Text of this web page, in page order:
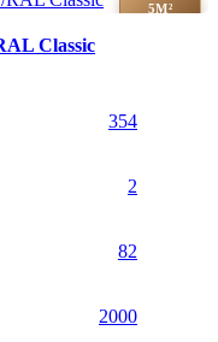
5М²
Classic
354
2
82
2000